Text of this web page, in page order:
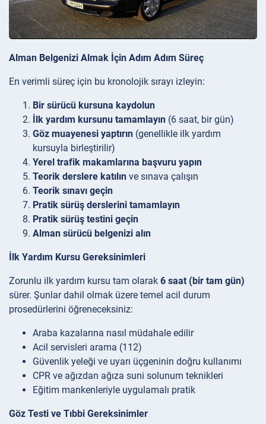
Alman Belgenizi Almak İçin Adım Adım Süreç
En verimli süreç için bu kronolojik sırayı izleyin:
Bir sürücü kursuna kaydolun
İlk yardım kursunu tamamlayın (6 saat, bir gün)
Göz muayenesi yaptırın (genellikle ilk yardım
kursuyla birleştirilir)
Yerel trafik makamlarına başvuru yapın
Teorik derslere katılın ve sınava çalışın
Teorik sınavı geçin
Pratik sürüş derslerini tamamlayın
Pratik sürüş testini geçin
Alman sürücü belgenizi alın
İlk Yardım Kursu Gereksinimleri
Zorunlu ilk yardım kursu tam olarak 6 saat (bir tam gün)
sürer. Şunlar dahil olmak üzere temel acil durum
prosedürlerini öğreneceksiniz:
Araba kazalarına nasıl müdahale edilir
Acil servisleri arama (112)
Güvenlik yeleği ve uyarı üçgeninin doğru kullanımı
CPR ve ağızdan ağıza suni solunum teknikleri
Eğitim mankenleriyle uygulamalı pratik
Göz Testi ve Tıbbi Gereksinimler